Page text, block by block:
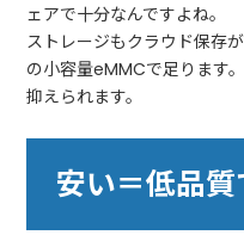
ェアで十分なんですよね。
ストレージもクラウド保存
の小容量eMMCで足ります
抑えられます。
安い＝低品